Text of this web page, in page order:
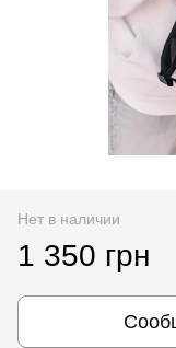
Нет в наличии
1 350 грн